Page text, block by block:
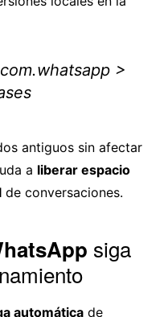
>
antiguos sin afectar
a liberar espacio
de conversaciones.
siga
automáticade